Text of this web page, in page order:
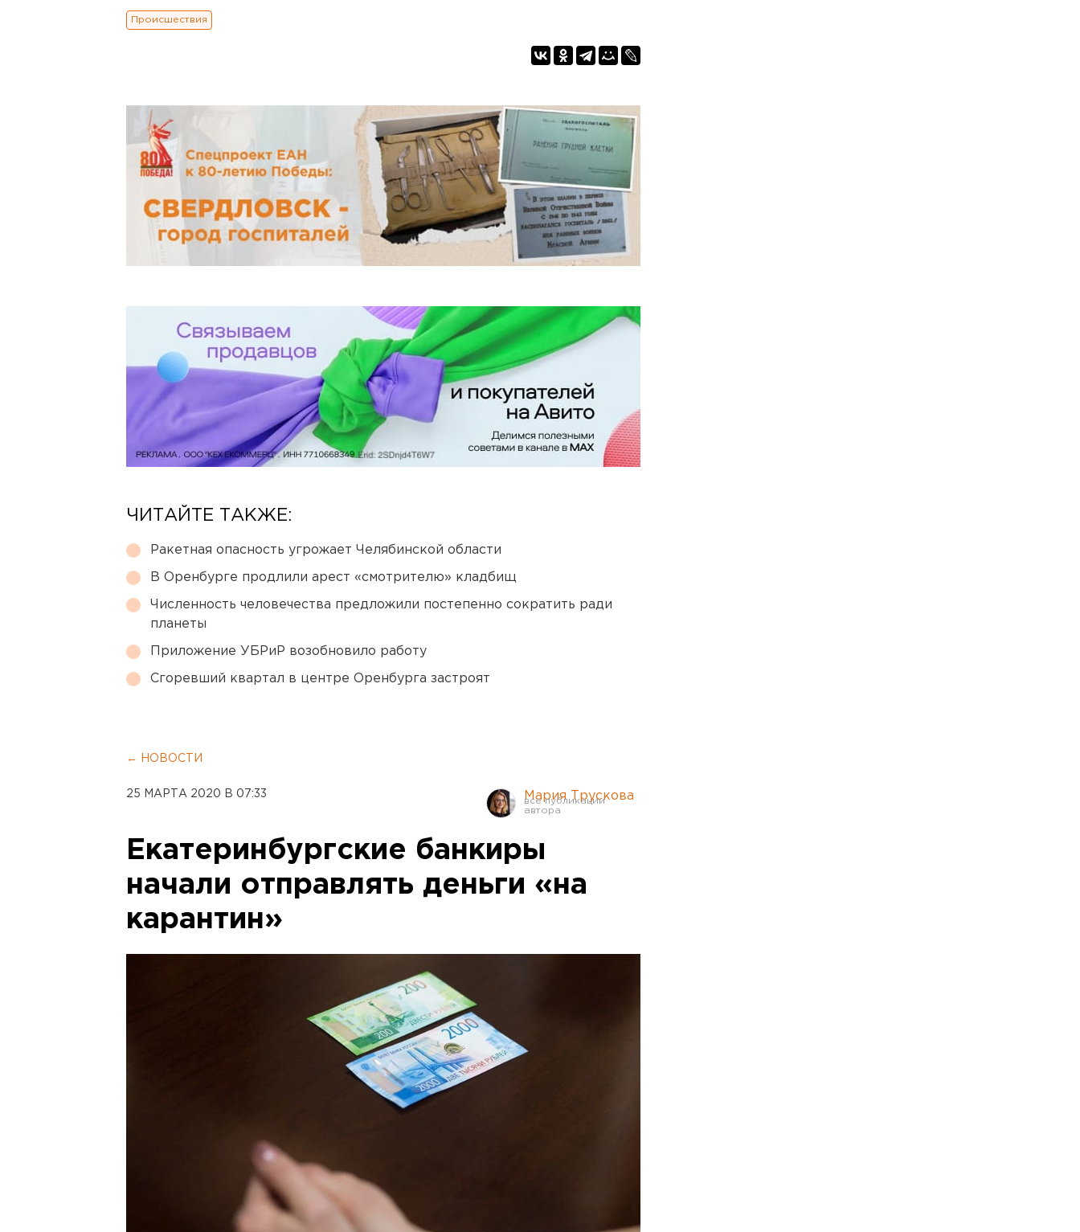
Происшествия
ЧИТАЙТЕ ТАКЖЕ:
Ракетная опасность угрожает Челябинской области
В Оренбурге продлили арест «смотрителю» кладбищ
Численность человечества предложили постепенно сократить ради
планеты
Приложение УБРиР возобновило работу
Сгоревший квартал в центре Оренбурга застроят
← НОВОСТИ
25 МАРТА 2020 В 07:33 Мария Трускова
Екатеринбургские банкиры
начали отправлять деньги «на
карантин»